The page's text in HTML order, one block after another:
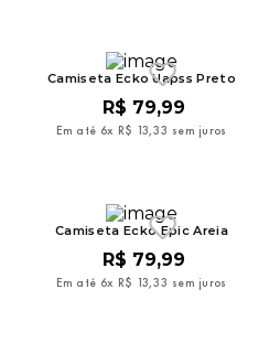
Camiseta Ecko Uapss Preto
R$ 79,99
Em até 6x R$ 13,33 sem juros
Camiseta Ecko Epic Areia
R$ 79,99
Em até 6x R$ 13,33 sem juros